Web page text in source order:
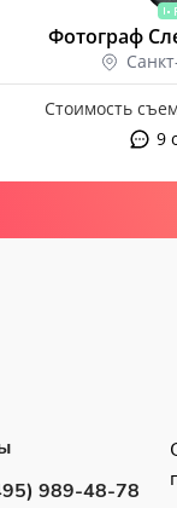
Фотограф
Стоимость
9
989-48-78